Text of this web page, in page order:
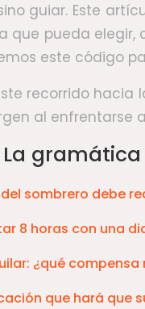
guiar. Este
que pueda
este código
recorrido
al enfrentarse
del sombrero debe
8 horas con una
¿qué
que hará que